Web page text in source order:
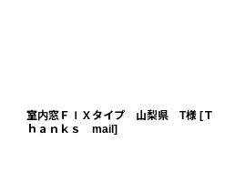
室内窓ＦＩＸタイプ 山梨県 T様 [Ｔ
ｈａｎｋｓ mail ]